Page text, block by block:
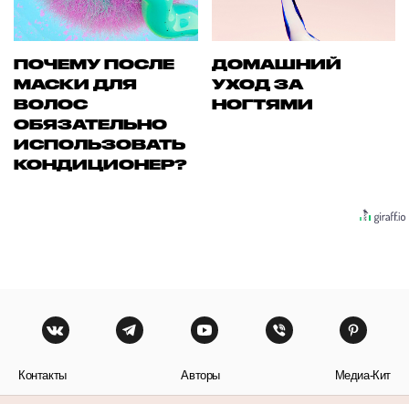
ПОЧЕМУ ПОСЛЕ
МАСКИ ДЛЯ
ВОЛОС
ОБЯЗАТЕЛЬНО
ИСПОЛЬЗОВАТЬ
КОНДИЦИОНЕР?
ДОМАШНИЙ
УХОД ЗА
НОГТЯМИ
Контакты Авторы Медиа-Кит